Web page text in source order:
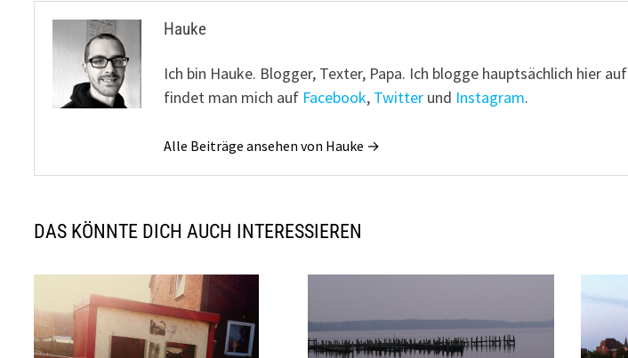
Hauke
Ich bin Hauke. Blogger, Texter, Papa. Ich blogge hauptsächlich hier auf
findet man mich auf Facebook, Twitter und Instagram.
Alle Beiträge ansehen von Hauke →
DAS KÖNNTE DICH AUCH INTERESSIEREN